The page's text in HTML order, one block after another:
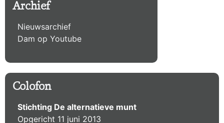
Archief
Nieuwsarchief
Dam op Youtube
Colofon
Stichting De alternatieve munt
Opgericht 11 juni 2013